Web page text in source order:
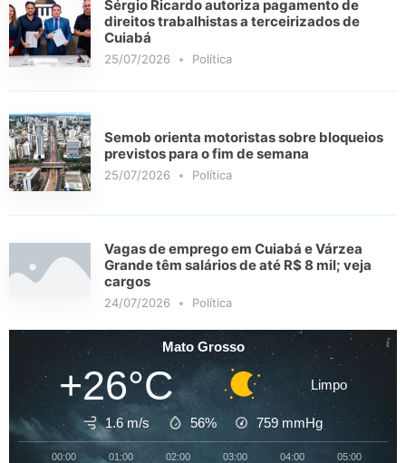
Sérgio Ricardo autoriza pagamento de
direitos trabalhistas a terceirizados de
Cuiabá
25/07/2026 Política
Semob orienta motoristas sobre bloqueios
previstos para o fim de semana
25/07/2026 Política
Vagas de emprego em Cuiabá e Várzea
Grande têm salários de até R$ 8 mil; veja
cargos
24/07/2026 Política
Mato Grosso
+26°C Limpo
1.6 m/s 56% 759 mmHg
00:00 01:00 02:00 03:00 04:00 05:00